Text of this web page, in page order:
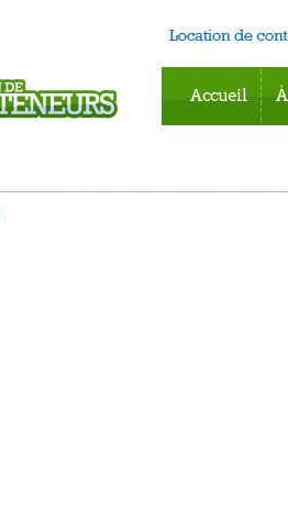
Accueil